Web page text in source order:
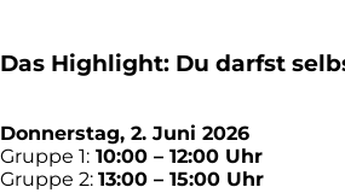
Das Highlight: Du darfst
Donnerstag, 2. Juni 2026
Gruppe 1: 10:00 – 12:00 Uhr
Gruppe 2: 13:00 – 15:00 Uhr